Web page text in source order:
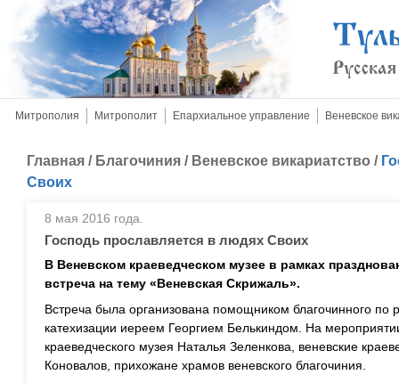
Митрополия Митрополит Епархиальное управление Веневское
Главная / Благочиния / Веневское викариатство /
Своих
8 мая 2016 года.
Господь прославляется в людях Своих
В Веневском краеведческом музее в рамках
встреча на тему «Веневская Скрижаль».
Встреча была организована помощником благочинного по
катехизации иереем Георгием Белькиндом. На
краеведческого музея Наталья Зеленкова, веневские
Коновалов, прихожане храмов веневского благочиния.